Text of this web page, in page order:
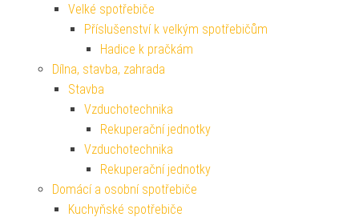
Velké spotřebiče
Příslušenství k velkým spotřebičům
Hadice k pračkám
Dílna, stavba, zahrada
Stavba
Vzduchotechnika
Rekuperační jednotky
Vzduchotechnika
Rekuperační jednotky
Domácí a osobní spotřebiče
Kuchyňské spotřebiče